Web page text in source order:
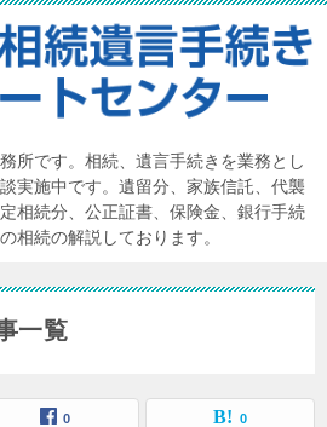
所です。相続、遺言手続きを業務とし
実施中です。遺留分、家族信託、代襲
相続分、公正証書、保険金、銀行手続
相続の解説しております。
一覧
0 0